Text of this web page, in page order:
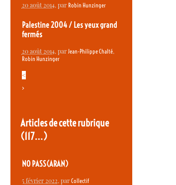
20 août 2014, par Robin Hunzinger
Palestine 2004 / Les yeux grand
fermés
20 août 2014, par Jean-Philippe Chalté,
Robin Hunzinger
<
>
Articles de cette rubrique
(117…)
NO PASS(ARAN)
5 février 2022, par Collectif